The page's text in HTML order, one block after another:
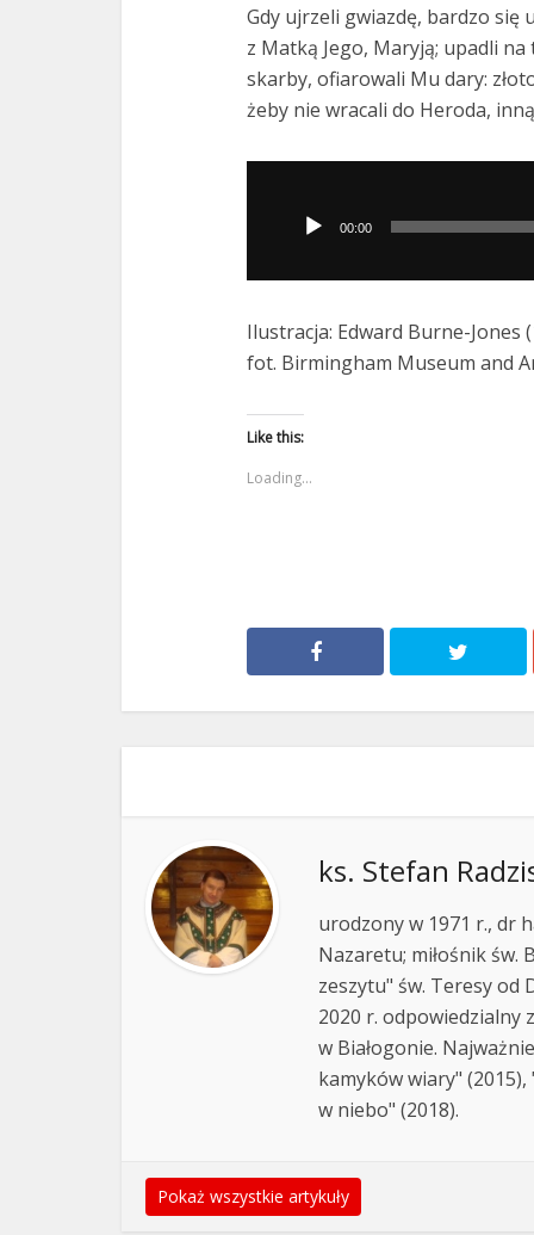
Gdy ujrzeli gwiazdę, bardzo się
z Matką Jego, Maryją; upadli
skarby, ofiarowali Mu dary:
żeby nie wracali do Heroda,
dźwiękowych
00:00
Ilustracja: Edward Burne-Jones
fot. Birmingham Museum and
Like this:
Loading...
ks. Stefan
urodzony w 1971 r., dr
Nazaretu; miłośnik św.
zeszytu" św. Teresy od
2020 r. odpowiedzialny
w Białogonie.
kamyków wiary"
w niebo" (2018).
Pokaż wszystkie artykuły